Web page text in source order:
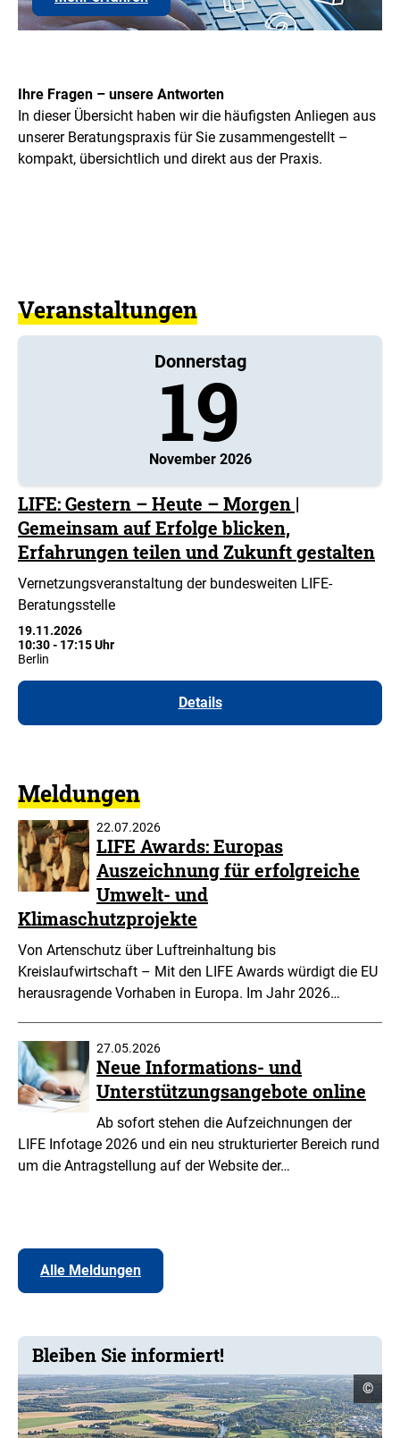
Ihre Fragen – unsere Antworten
In dieser Übersicht haben wir die häufigsten Anliegen aus
unserer Beratungspraxis für Sie zusammengestellt –
kompakt, übersichtlich und direkt aus der Praxis.
Veranstaltungen
Donnerstag
19
November 2026
LIFE: Gestern – Heute – Morgen |
Gemeinsam auf Erfolge blicken,
Erfahrungen teilen und Zukunft gestalten
Vernetzungsveranstaltung der bundesweiten LIFE-
Beratungsstelle
19.11.2026
10:30- 17:15 Uhr
Berlin
Details
Meldungen
22.07.2026
LIFE Awards: Europas
Auszeichnung für erfolgreiche
Umwelt- und
Klimaschutzprojekte
Von Artenschutz über Luftreinhaltung bis
Kreislaufwirtschaft – Mit den LIFE Awards würdigt die EU
herausragende Vorhaben in Europa. Im Jahr 2026…
27.05.2026
Neue Informations- und
Unterstützungsangebote online
Ab sofort stehen die Aufzeichnungen der
LIFE Infotage 2026 und ein neu strukturierter Bereich rund
um die Antragstellung auf der Website der…
Alle Meldungen
Bleiben Sie informiert!
©